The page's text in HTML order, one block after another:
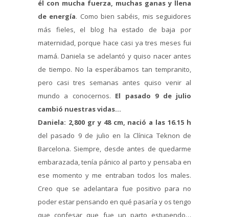
él con mucha fuerza, muchas ganas y llena
de energía. Como bien sabéis, mis seguidores
más fieles, el blog ha estado de baja por
maternidad, porque hace casi ya tres meses fui
mamá. Daniela se adelantó y quiso nacer antes
de tiempo. No la esperábamos tan tempranito,
pero casi tres semanas antes quiso venir al
mundo a conocernos. El pasado 9 de julio
cambió nuestras vidas…
Daniela: 2,800 gr y 48 cm, nació a las 16.15 h
del pasado 9 de julio en la Clínica Teknon de
Barcelona. Siempre, desde antes de quedarme
embarazada, tenía pánico al parto y pensaba en
ese momento y me entraban todos los males.
Creo que se adelantara fue positivo para no
poder estar pensando en qué pasaría y os tengo
que confesar que fue un parto estupendo…